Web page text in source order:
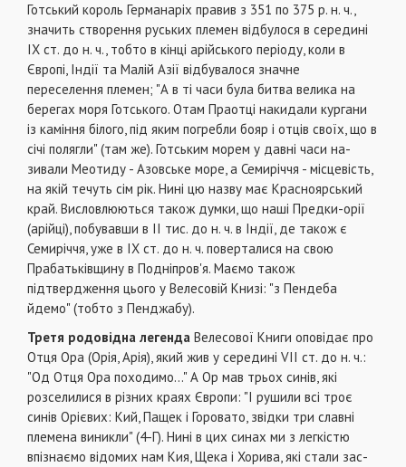
Готський король Германаріх правив з 351 по 375 р. н. ч.,
значить створення руських племен відбулося в середині
IX ст. до н. ч., тобто в кінці арійського періоду, коли в
Європі, Індії та Малій Азії відбувалося значне
переселення пле­мен; "А в ті часи була битва велика на
берегах моря Готського. Отам Праотці накидали кургани
із каміння білого, під яким погребли бояр і отців своїх, що в
січі полягли" (там же). Готським морем у давні часи на­
зивали Меотиду - Азовське море, а Семиріччя - міс­цевість,
на якій течуть сім рік. Нині цю назву має Крас­ноярський
край. Висловлюються також думки, що наші Предки-орії
(арійці), побувавши в II тис. до н. ч. в Індії, де також є
Семиріччя, уже в IX ст. до н. ч. поверталися на свою
Прабатьківщину в Подніпров'я. Маємо також
підтвердження цього у Велесовій Кни­зі: "з Пендеба
йдемо" (тобто з Пенджабу).
Третя родовідна легенда Велесової Книги опо­відає про
Отця Ора (Орія, Арія), який жив у сере­дині VII ст. до н. ч.:
"Од Отця Ора походимо..." А Ор мав трьох синів, які
розселилися в різних кра­ях Європи: "І рушили всі троє
синів Орієвих: Кий, Пащек і Горовато, звідки три славні
племена ви­никли" (4-Г). Нині в цих синах ми з легкістю
впізна­ємо відомих нам Кия, Щека і Хорива, які стали зас­